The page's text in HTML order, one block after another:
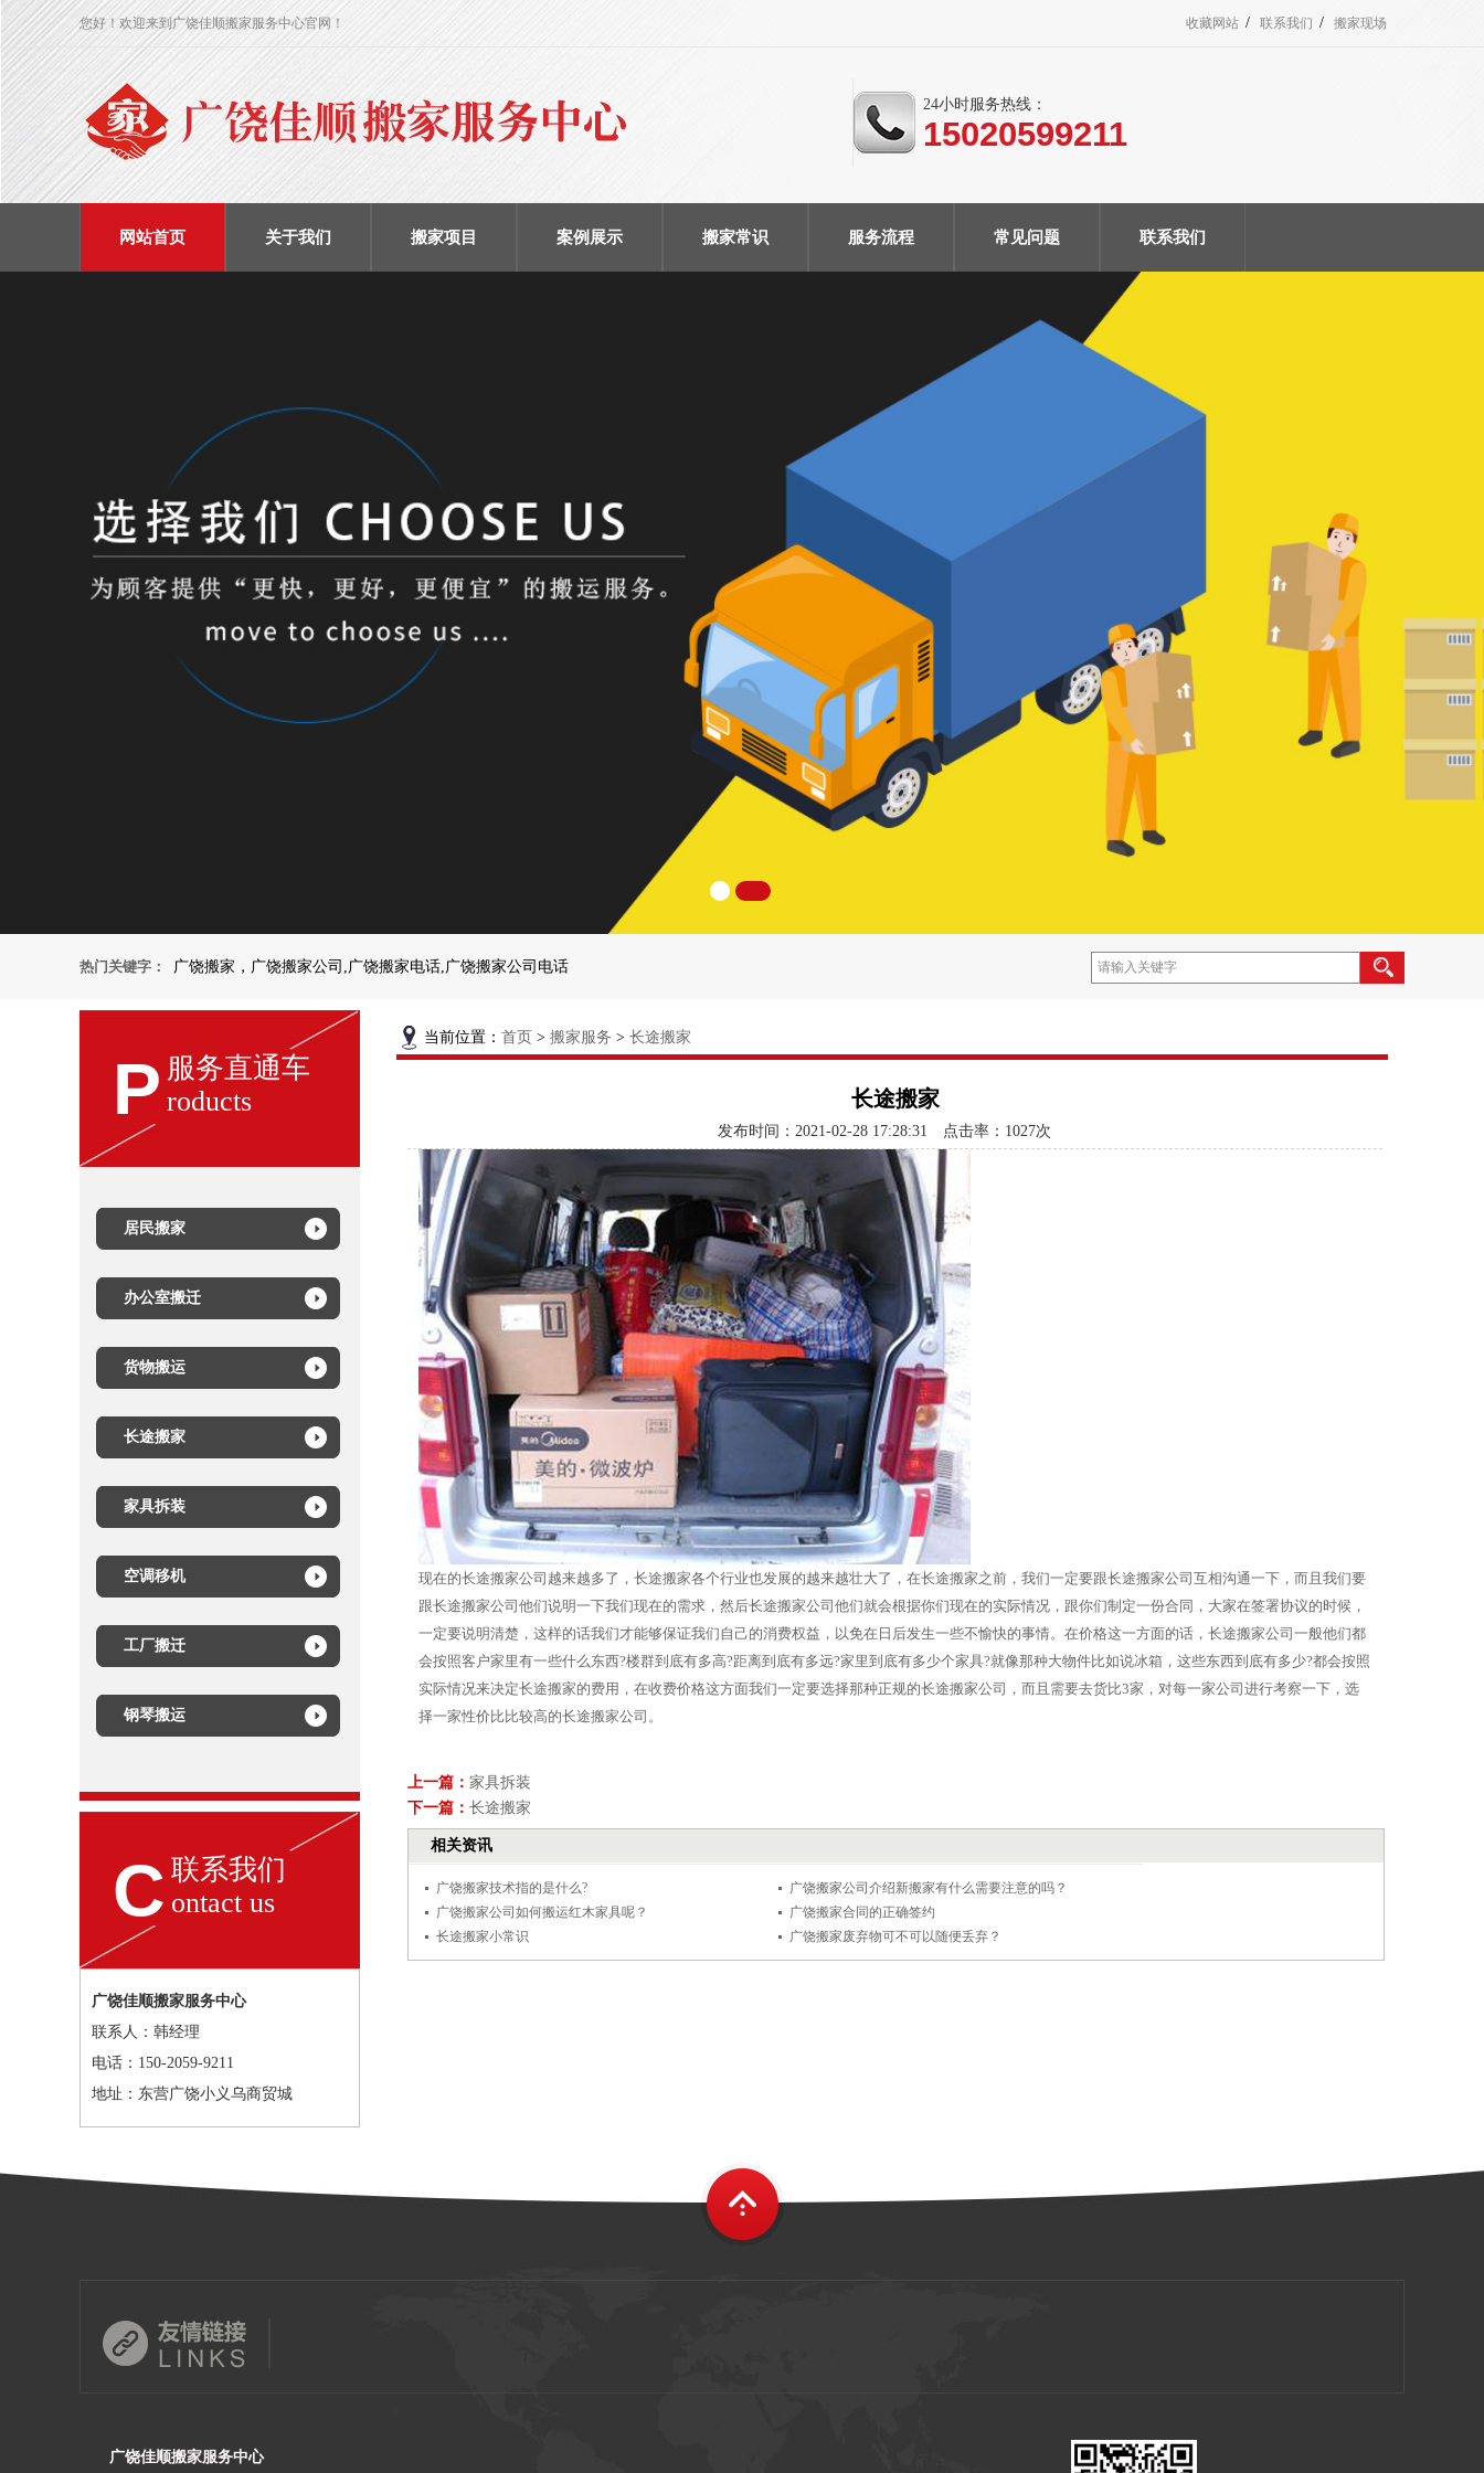
您好！欢迎来到广饶佳顺搬家服务中心官网！ 收藏网站 / 联系我们 / 搬家现场
24小时服务热线：
15020599211
网站首页 关于我们 搬家项目 案例展示 搬家常识 服务流程 常见问题 联系我们
热门关键字： 广饶搬家，广饶搬家公司,广饶搬家电话,广饶搬家公司电话
P 服务直通车
roducts
居民搬家
办公室搬迁
货物搬运
长途搬家
家具拆装
空调移机
工厂搬迁
钢琴搬运
C 联系我们
ontact us
广饶佳顺搬家服务中心
联系人：韩经理
电话：150-2059-9211
地址：东营广饶小义乌商贸城
当前位置： 首页 > 搬家服务 > 长途搬家
长途搬家
发布时间：2021-02-28 17:28:31 点击率： 1027次
现在的长途搬家公司越来越多了，长途搬家各个行业也发展的越来越壮大了，在长途搬家之前，我们一定要跟长途搬家公司互相沟通一下，而且我们要
跟长途搬家公司他们说明一下我们现在的需求，然后长途搬家公司他们就会根据你们现在的实际情况，跟你们制定一份合同，大家在签署协议的时候，
一定要说明清楚，这样的话我们才能够保证我们自己的消费权益，以免在日后发生一些不愉快的事情。在价格这一方面的话，长途搬家公司一般他们都
会按照客户家里有一些什么东西?楼群到底有多高?距离到底有多远?家里到底有多少个家具?就像那种大物件比如说冰箱，这些东西到底有多少?都会按照
实际情况来决定长途搬家的费用，在收费价格这方面我们一定要选择那种正规的长途搬家公司，而且需要去货比3家，对每一家公司进行考察一下，选
择一家性价比比较高的长途搬家公司。
上一篇： 家具拆装
下一篇： 长途搬家
相关资讯
广饶搬家技术指的是什么?
广饶搬家公司介绍新搬家有什么需要注意的吗？
广饶搬家公司如何搬运红木家具呢？
广饶搬家合同的正确签约
长途搬家小常识
广饶搬家废弃物可不可以随便丢弃？
广饶佳顺搬家服务中心